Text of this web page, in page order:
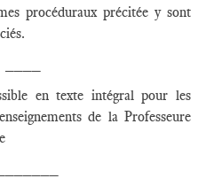
procéduraux précitée y sont
en texte intégral pour les
de la Professeure